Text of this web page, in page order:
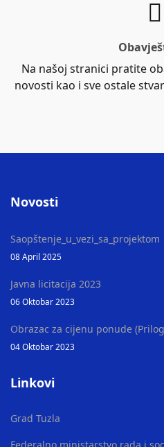
Na našoj stranici pratite
novosti kao i sve ostale
Novosti
Saopštenje_u_vezi_sa_projektom
08 April 2025
Javna licitacija 2023
06 Oktobar 2023
Obrazac za cijenu ponude
04 Oktobar 2023
Linkovi
Grad Tuzla
Federalno ministarstvo rada i